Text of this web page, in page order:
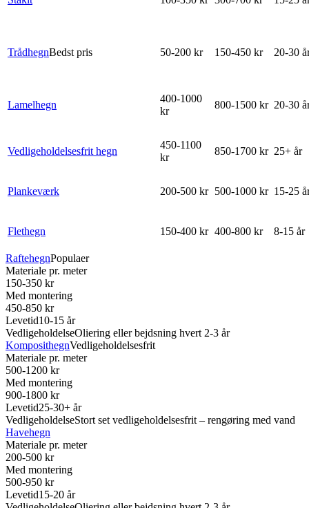
TrådhegnBedst pris 50-200 kr 150-450 kr 20-30
Lamelhegn
400-1000
kr
800-1500 kr 20-30
Vedligeholdelsesfrit hegn
450-1100
kr
850-1700 kr 25+ år
Plankeværk 200-500 kr 500-1000 kr 15-25
Flethegn 150-400 kr 400-800 kr 8-15 år
RaftehegnPopulaer
Materiale pr. meter
150-350 kr
Med montering
450-850 kr
Levetid10-15 år
VedligeholdelseOliering eller bejdsning hvert 2-3 år
KomposithegnVedligeholdelsesfrit
Materiale pr. meter
500-1200 kr
Med montering
900-1800 kr
Levetid25-30+ år
VedligeholdelseStort set vedligeholdelsesfrit – rengøring med vand
Havehegn
Materiale pr. meter
200-500 kr
Med montering
500-950 kr
Levetid15-20 år